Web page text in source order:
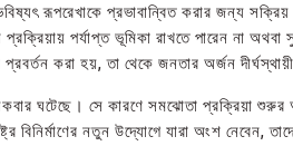
রূপরেখাকে প্রভাবান্বিত করার জন্য
প্রক্রিয়ায় পর্যাপ্ত ভূমিকা রাখতে পারেন না
করা হয়, তা থেকে জনতার অর্জন
ঘটেছে। সে কারণে সমঝোতা প্রক্রিয়া
বিনির্মাণের নতুন উদ্যোগে যারা অংশ নেবেন,